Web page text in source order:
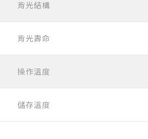
背光結構
背光壽命
操作溫度
儲存溫度